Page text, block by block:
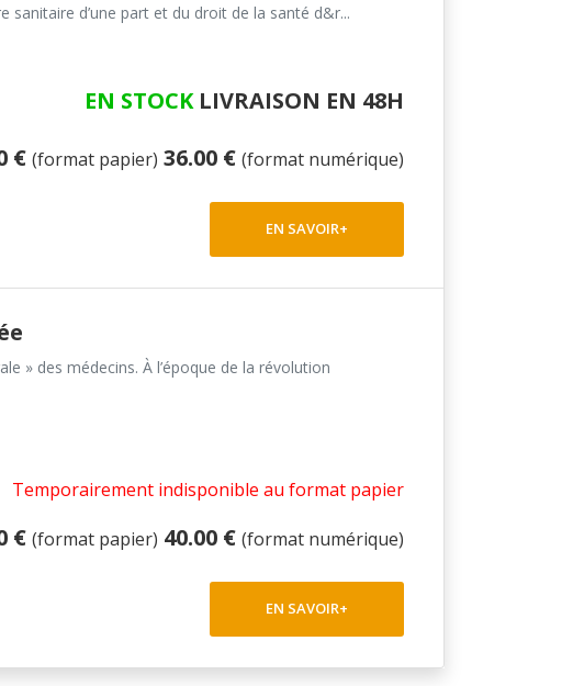
d’une part et du droit de la santé d&r...
EN STOCKLIVRAISON EN 48H
€ (format papier) 36.00 € (format numérique)
EN SAVOIR+
» des médecins. À l’époque de la révolution
Temporairement indisponible au format papier
€ (format papier) 40.00 € (format numérique)
EN SAVOIR+